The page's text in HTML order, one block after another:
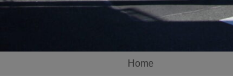
Home